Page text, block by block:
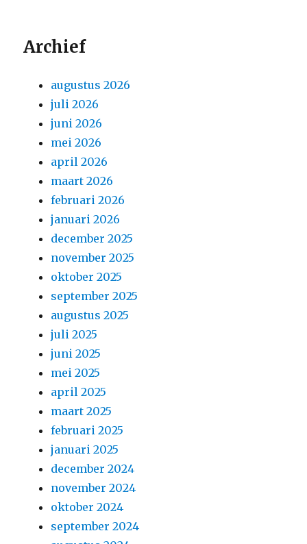
Archief
augustus 2026
juli 2026
juni 2026
mei 2026
april 2026
maart 2026
februari 2026
januari 2026
december 2025
november 2025
oktober 2025
september 2025
augustus 2025
juli 2025
juni 2025
mei 2025
april 2025
maart 2025
februari 2025
januari 2025
december 2024
november 2024
oktober 2024
september 2024